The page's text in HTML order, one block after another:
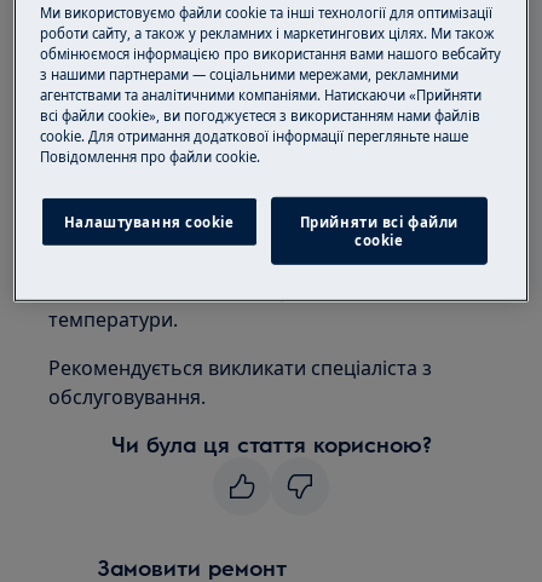
Застосовується до:
Холодильник
Холодильник-морозильник
Вирішення:
сервісного центру.
Повідомлення про помилку «F3», «F4» або «F5»
температури.
Рекомендується викликати спеціаліста з
обслуговування.
Чи була ця стаття корисною?
Замовити ремонт
Ми використовуємо файли cookie та інші технології для оптимізації
роботи сайту, а також у рекламних і маркетингових цілях. Ми також
обмінюємося інформацією про використання вами нашого вебсайту
з нашими партнерами — соціальними мережами, рекламними
агентствами та аналітичними компаніями. Натискаючи «Прийняти
всі файли cookie», ви погоджуєтеся з використанням нами файлів
cookie. Для отримання додаткової інформації перегляньте наше
Пoвідомлення прo файли cookie.
Налаштування cookie
Прийняти всі файли
сookie